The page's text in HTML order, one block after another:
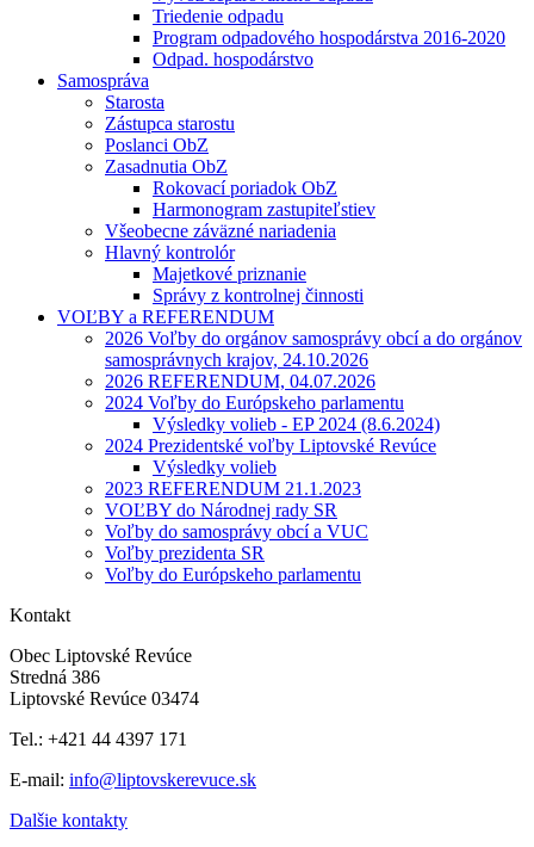
Triedenie odpadu
Program odpadového hospodárstva 2016-2020
Odpad. hospodárstvo
Samospráva
Starosta
Zástupca starostu
Poslanci ObZ
Zasadnutia ObZ
Rokovací poriadok ObZ
Harmonogram zastupiteľstiev
Všeobecne záväzné nariadenia
Hlavný kontrolór
Majetkové priznanie
Správy z kontrolnej činnosti
VOĽBY a REFERENDUM
2026 Voľby do orgánov samosprávy obcí a do orgánov
samosprávnych krajov, 24.10.2026
2026 REFERENDUM, 04.07.2026
2024 Voľby do Európskeho parlamentu
Výsledky volieb - EP 2024 (8.6.2024)
2024 Prezidentské voľby Liptovské Revúce
Výsledky volieb
2023 REFERENDUM 21.1.2023
VOĽBY do Národnej rady SR
Voľby do samosprávy obcí a VUC
Voľby prezidenta SR
Voľby do Európskeho parlamentu
Kontakt
Obec Liptovské Revúce
Stredná 386
Liptovské Revúce 03474
Tel.: +421 44 4397 171
E-mail: info@liptovskerevuce.sk
Dalšie kontakty